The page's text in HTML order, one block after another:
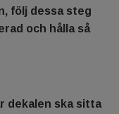
följ dessa steg
och hålla så
dekalen ska sitta